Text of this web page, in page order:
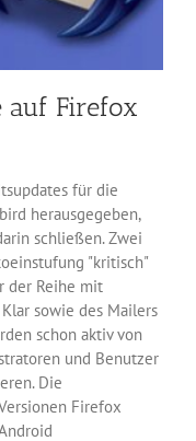
auf Firefox
für die
herausgegeben,
schließen. Zwei
"kritisch"
der Reihe mit
sowie des Mailers
schon aktiv von
und Benutzer
Die
Firefox